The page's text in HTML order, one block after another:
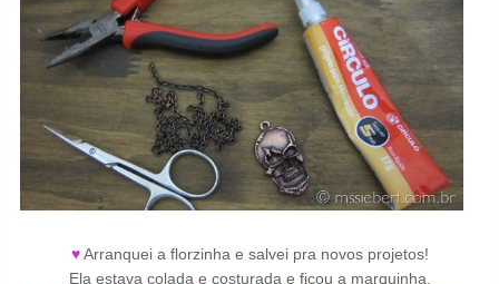
♥Arranquei a florzinha e salvei pra novos projetos!
Ela estava colada e costurada e ficou a marquinha.